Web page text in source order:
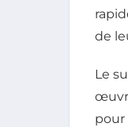
de
Le
pour